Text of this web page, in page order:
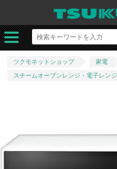
ツクモネットショップ 家電
スチームオーブンレンジ・電子レンジ